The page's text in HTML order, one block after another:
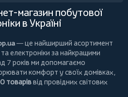
магазин побутової
в Україні
— це найширший асортимент
та електроніки за найкращими
7 років ми допомагаємо
комфорт у своїх домівках,
товаріввід провідних світових